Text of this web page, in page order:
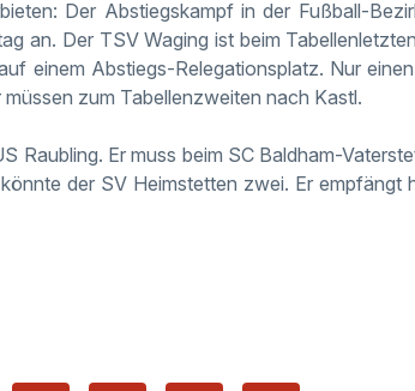
Der Abstiegskampf in der Fußball-
an. Der TSV Waging ist beim
einem Abstiegs-Relegationsplatz. Nur
zum Tabellenzweiten nach Kastl.
Raubling. Er muss beim SC Baldham-
der SV Heimstetten zwei. Er empfängt